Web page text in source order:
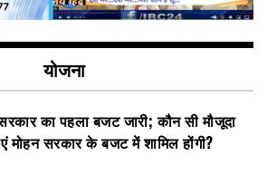
योजना
का पहला बजट जारी; कौन सी मौजूदा
मोहन सरकार के बजट में शामिल होंगी?